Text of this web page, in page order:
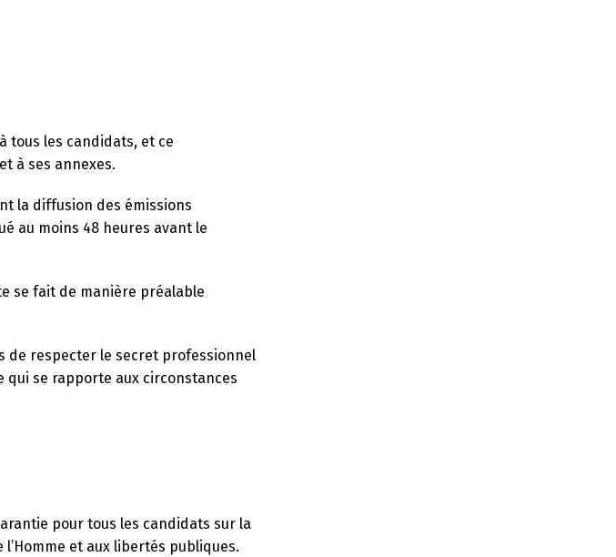
tous les candidats, et ce
à ses annexes.
la diffusion des émissions
au moins 48 heures avant le
se fait de manière préalable
de respecter le secret professionnel
qui se rapporte aux circonstances
pour tous les candidats sur la
et aux libertés publiques.
العربية